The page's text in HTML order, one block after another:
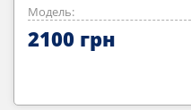
Модель:
2100 грн